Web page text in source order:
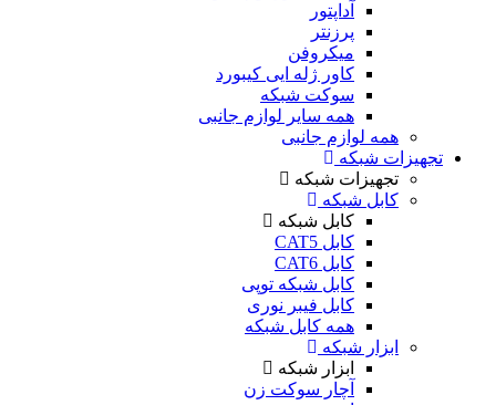
آداپتور
پرزنتر
میکروفن
کاور ژله ایی کیبورد
سوکت شبکه
همه سایر لوازم جانبی
همه لوازم جانبی
تجهیزات شبکه
تجهیزات شبکه
کابل شبکه
کابل شبکه
کابل CAT5
کابل CAT6
کابل شبکه توپی
کابل فیبر نوری
همه کابل شبکه
ابزار شبکه
ابزار شبکه
آچار سوکت زن